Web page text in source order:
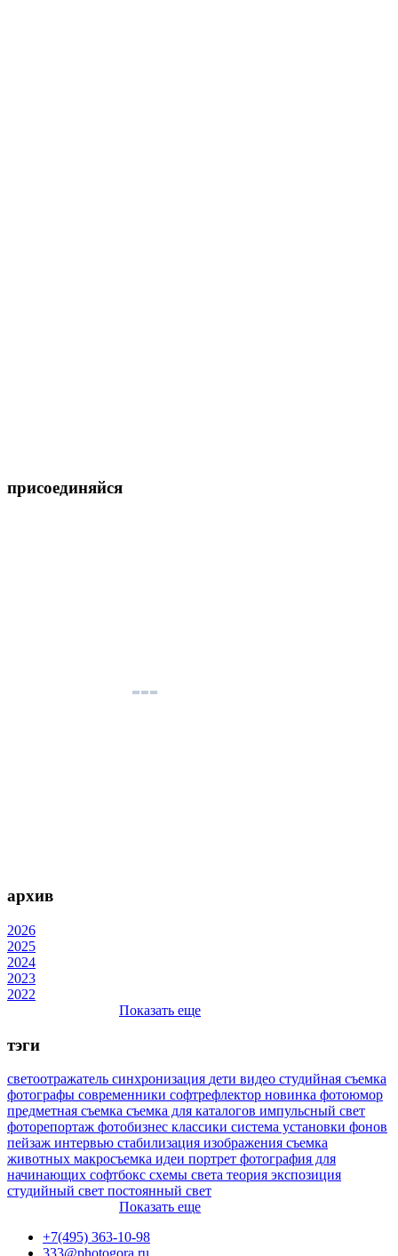
присоединяйся
архив
2026
2025
2024
2023
2022
Показать еще
тэги
светоотражатель синхронизация дети видео студийная съемка
фотографы современники софтрефлектор новинка фотоюмор
предметная съемка съемка для каталогов импульсный свет
фоторепортаж фотобизнес классики система установки фонов
пейзаж интервью стабилизация изображения съемка
животных макросъемка идеи портрет фотография для
начинающих софтбокс схемы света теория экспозиция
студийный свет постоянный свет
Показать еще
+7(495) 363-10-98